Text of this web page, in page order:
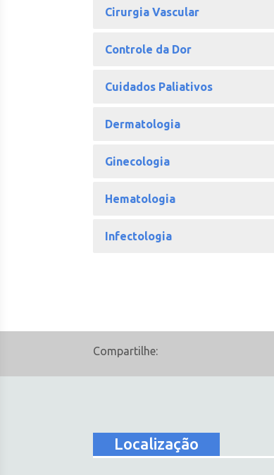
Cirurgia Vascular
Controle da Dor
Cuidados Paliativos
Dermatologia
Ginecologia
Hematologia
Infectologia
Compartilhe:
Localização